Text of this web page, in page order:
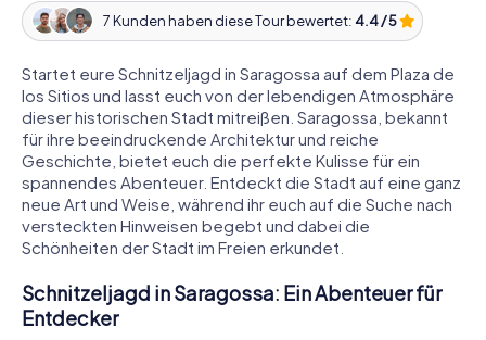
7 Kunden haben diese Tour bewertet: 4.4 / 5
Startet eure Schnitzeljagd in Saragossa auf dem Plaza de
los Sitios und lasst euch von der lebendigen Atmosphäre
dieser historischen Stadt mitreißen. Saragossa, bekannt
für ihre beeindruckende Architektur und reiche
Geschichte, bietet euch die perfekte Kulisse für ein
spannendes Abenteuer. Entdeckt die Stadt auf eine ganz
neue Art und Weise, während ihr euch auf die Suche nach
versteckten Hinweisen begebt und dabei die
Schönheiten der Stadt im Freien erkundet.
Schnitzeljagd in Saragossa: Ein Abenteuer für
Entdecker